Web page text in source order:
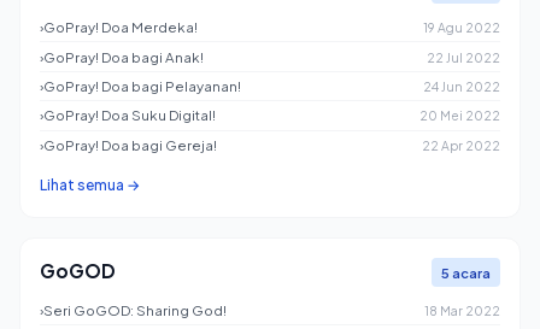
›GoPray! Doa Merdeka! 19 Agu 2022
›GoPray! Doa bagi Anak! 22 Jul 2022
›GoPray! Doa bagi Pelayanan! 24 Jun 2022
›GoPray! Doa Suku Digital! 20 Mei 2022
›GoPray! Doa bagi Gereja! 22 Apr 2022
Lihat semua →
GoGOD 5 acara
›Seri GoGOD: Sharing God! 18 Mar 2022